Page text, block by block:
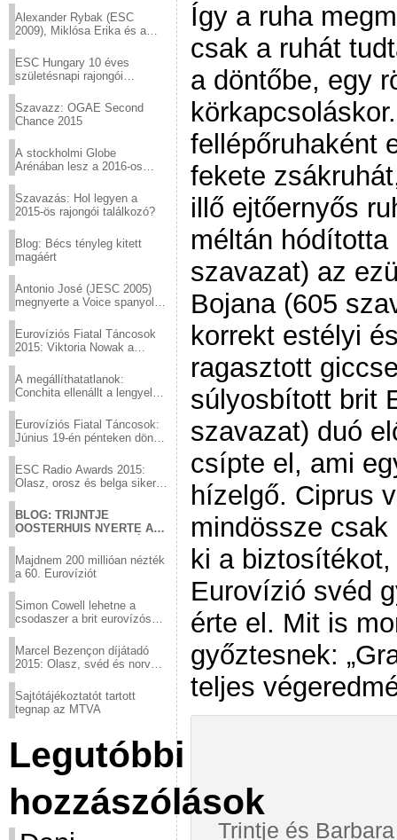
Alexander Rybak (ESC
2009), Miklósa Erika és a
sztárjai a Margitszigeten
ESC Hungary 10 éves
születésnapi rajongói
Szavazz: OGAE Second
Chance 2015
A stockholmi Globe
Arénában lesz a 2016-os
Szavazás: Hol legyen a
2015-ös rajongói találkozó?
Blog: Bécs tényleg kitett
magáért
Antonio José (JESC 2005)
megnyerte a Voice spanyol
Eurovíziós Fiatal Táncosok
2015: Viktoria Nowak a
A megállíthatatlanok:
Conchita ellenállt a lengyel
Eurovíziós Fiatal Táncosok:
Június 19-én pénteken döntő
ESC Radio Awards 2015:
Olasz, orosz és belga siker,
BLOG: TRIJNTJE
OOSTERHUIS NYERTE AZ
Majdnem 200 millióan nézték
a 60. Eurovíziót
Simon Cowell lehetne a
csodaszer a brit eurovízós
Marcel Bezençon díjátadó
2015: Olasz, svéd és norvég
Sajtótájékoztatót tartott
tegnap az MTVA
Legutóbbi
hozzászólások
Így a ruha
csak a ruhát
a döntőbe, egy
fellépőruhaként
fekete
illő ejtőernyős
méltán
szavazat) az
Bojana (605
korrekt estélyi
ragasztott
súlyosbított brit
szavazat) duó
csípte el, ami
hízelgő. Ciprus
mindössze
ki a
Eurovízió svéd
érte el. Mit is
győztesnek:
teljes
Trintje és